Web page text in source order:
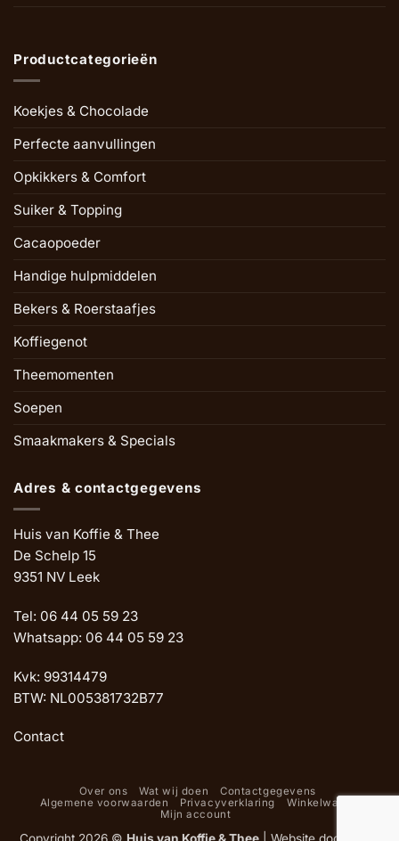
Productcategorieën
Koekjes & Chocolade
Perfecte aanvullingen
Opkikkers & Comfort
Suiker & Topping
Cacaopoeder
Handige hulpmiddelen
Bekers & Roerstaafjes
Koffiegenot
Theemomenten
Soepen
Smaakmakers & Specials
Adres & contactgegevens
Huis van Koffie & Thee
De Schelp 15
9351 NV Leek
Tel: 06 44 05 59 23
Whatsapp: 06 44 05 59 23
Kvk: 99314479
BTW: NL005381732B77
Contact
Over ons Wat wij doen
Contactgegevens
Algemene voorwaarden
Privacyverklaring
Winkelwagen
Mijn account